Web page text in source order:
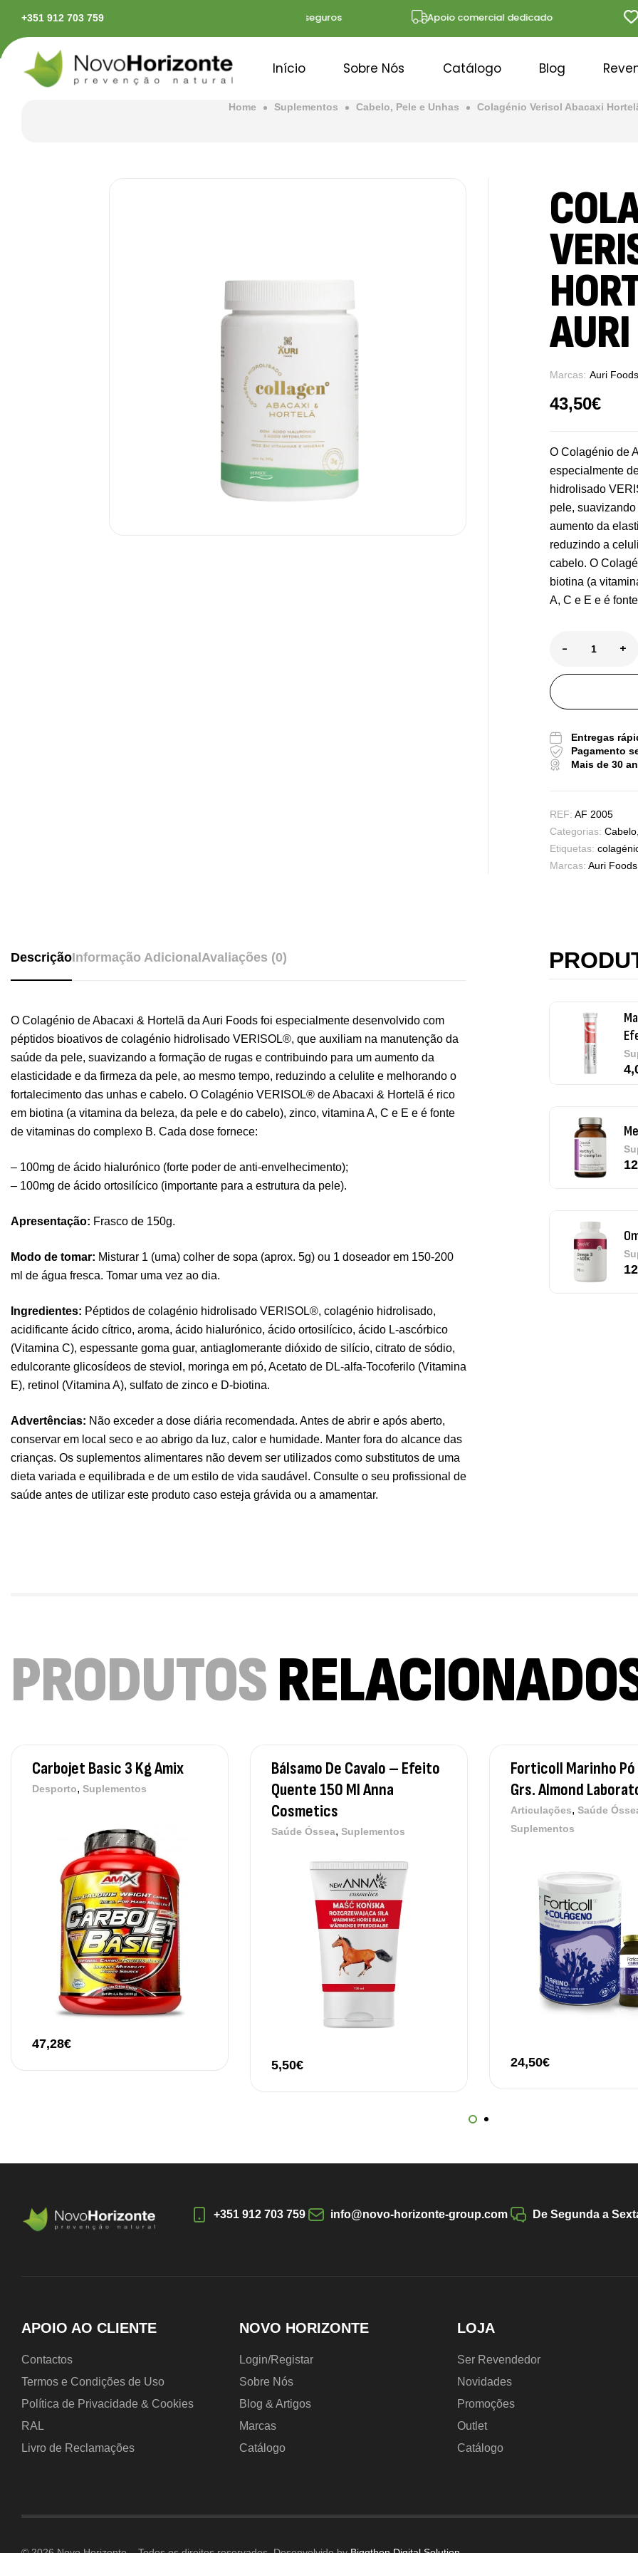
+351 912 703 759
em território continental Pagamentos seguros Apoio comercial dedicado
Início Sobre Nós Catálogo Blog
Home Suplementos Cabelo, Pele e Unhas Colagénio Verisol Abacaxi
Marcas: Auri Foods
43,50€
O Colagénio de
especialmente
hidrolisado
pele,
aumento da
reduzindo a
cabelo. O
biotina (a
A, C e E e é
- +
Entregas
Pagamento
Mais de 30
REF: AF 2005
Categorias:
Etiquetas:
Marcas: Auri Foods
DescriçãoInformação Adicional Avaliações (0)
O Colagénio de Abacaxi & Hortelã da Auri Foods foi especialmente desenvolvido com
péptidos bioativos de colagénio hidrolisado VERISOL®, que auxiliam na manutenção da
saúde da pele, suavizando a formação de rugas e contribuindo para um aumento da
elasticidade e da firmeza da pele, ao mesmo tempo, reduzindo a celulite e melhorando o
fortalecimento das unhas e cabelo. O Colagénio VERISOL® de Abacaxi & Hortelã é rico
em biotina (a vitamina da beleza, da pele e do cabelo), zinco, vitamina A, C e E e é fonte
de vitaminas do complexo B. Cada dose fornece:
– 100mg de ácido hialurónico (forte poder de anti-envelhecimento);
– 100mg de ácido ortosilícico (importante para a estrutura da pele).
Apresentação: Frasco de 150g.
Modo de tomar: Misturar 1 (uma) colher de sopa (aprox. 5g) ou 1 doseador em 150-200
ml de água fresca. Tomar uma vez ao dia.
Ingredientes: Péptidos de colagénio hidrolisado VERISOL®, colagénio hidrolisado,
acidificante ácido cítrico, aroma, ácido hialurónico, ácido ortosilícico, ácido L-ascórbico
(Vitamina C), espessante goma guar, antiaglomerante dióxido de silício, citrato de sódio,
edulcorante glicosídeos de steviol, moringa em pó, Acetato de DL-alfa-Tocoferilo (Vitamina
E), retinol (Vitamina A), sulfato de zinco e D-biotina.
Advertências: Não exceder a dose diária recomendada. Antes de abrir e após aberto,
conservar em local seco e ao abrigo da luz, calor e humidade. Manter fora do alcance das
crianças. Os suplementos alimentares não devem ser utilizados como substitutos de uma
dieta variada e equilibrada e de um estilo de vida saudável. Consulte o seu profissional de
saúde antes de utilizar este produto caso esteja grávida ou a amamentar.
PRODUTOS
Carbojet Basic 3 Kg Amix
Desporto, Suplementos
47,28€
Bálsamo De Cavalo – Efeito
Quente 150 Ml Anna
Cosmetics
Saúde Óssea, Suplementos
5,50€
Forticoll Marinho
Grs. Almond
Articulações, Saúde
Suplementos
24,50€
+351 912 703 759 info@novo-horizonte-group.com De Segunda a
APOIO AO CLIENTE
Contactos
Termos e Condições de Uso
Política de Privacidade & Cookies
RAL
Livro de Reclamações
NOVO HORIZONTE
Login/Registar
Sobre Nós
Blog & Artigos
Marcas
Catálogo
LOJA
Ser Revendedor
Novidades
Promoções
Outlet
Catálogo